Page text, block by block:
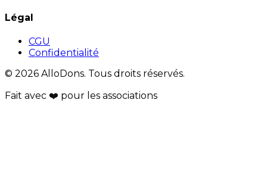
Légal
CGU
Confidentialité
© 2026 AlloDons. Tous droits réservés.
Fait avec ❤️ pour les associations